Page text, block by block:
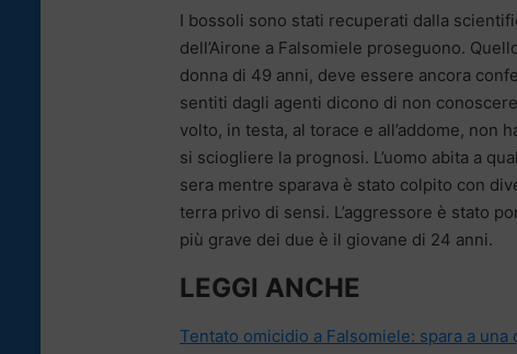
I bossoli sono stati recuperati dalla
dell’Airone a Falsomiele proseguono.
donna di 49 anni, deve essere ancora
sentiti dagli agenti dicono di non
volto, in testa, al torace e all’addome, non
si sciogliere la prognosi. L’uomo abita a
sera mentre sparava è stato colpito con
terra privo di sensi. L’aggressore è stato
più grave dei due è il giovane di 24 anni.
LEGGI ANCHE
Tentato omicidio a Falsomiele: spara a